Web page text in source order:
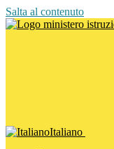
Salta al contenuto
Italiano